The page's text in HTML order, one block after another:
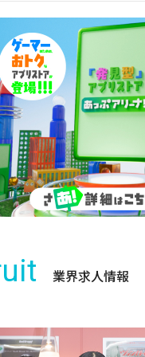
業界求人情報